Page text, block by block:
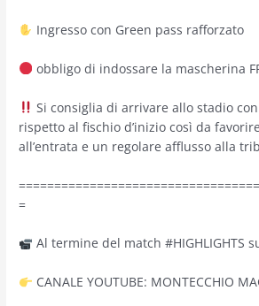
Ingresso con Green pass rafforzato
obbligo di indossare la mascherina
Si consiglia di arrivare allo stadio
rispetto al fischio d’inizio così da
all’entrata e un regolare afflusso alla
=
Al termine del match #HIGHLIGHTS
CANALE YOUTUBE: MONTECCHIO